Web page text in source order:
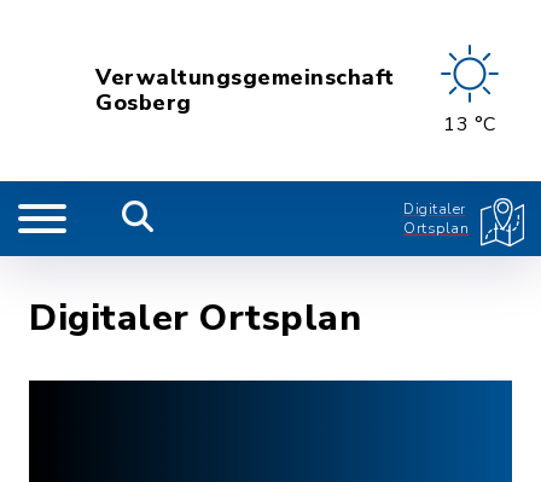
Verwaltungsgemeinschaft
Gosberg
13 °C
Digitaler
Ortsplan
Digitaler Ortsplan